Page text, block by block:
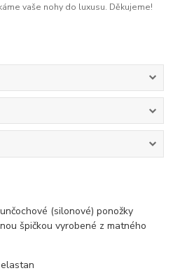
vaše nohy do luxusu. Děkujeme!
(silonové) ponožky
špičkou vyrobené z matného